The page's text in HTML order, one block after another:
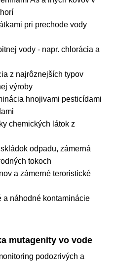
pri prechode vody
vody - napr. chlorácia a
z najrôznejších typov
výroby
hnojivami pesticídami
chemických látok z
odpadu, zámerná
tokoch
a zámerné teroristické
a náhodné kontaminácie
mutagenity vo vode
podozrivých a